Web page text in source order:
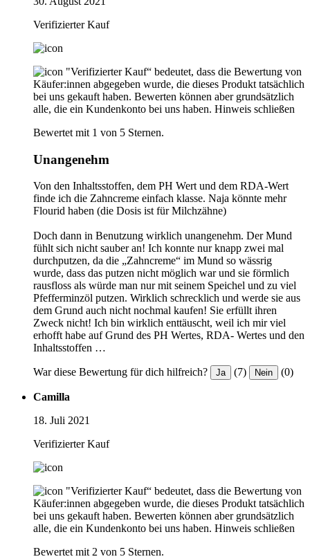
Verifizierter Kauf
"Verifizierter Kauf“ bedeutet, dass die Bewertung von
Käufer:innen abgegeben wurde, die dieses Produkt tatsächlich
bei uns gekauft haben. Bewerten können aber grundsätzlich
alle, die ein Kundenkonto bei uns haben. Hinweis schließen
Bewertet mit 1 von 5 Sternen.
Unangenehm
Von den Inhaltsstoffen, dem PH Wert und dem RDA-Wert
finde ich die Zahncreme einfach klasse. Naja könnte mehr
Flourid haben (die Dosis ist für Milchzähne)
Doch dann in Benutzung wirklich unangenehm. Der Mund
fühlt sich nicht sauber an! Ich konnte nur knapp zwei mal
durchputzen, da die „Zahncreme“ im Mund so wässrig
wurde, dass das putzen nicht möglich war und sie förmlich
rausfloss als würde man nur mit seinem Speichel und zu viel
Pfefferminzöl putzen. Wirklich schrecklich und werde sie aus
dem Grund auch nicht nochmal kaufen! Sie erfüllt ihren
Zweck nicht! Ich bin wirklich enttäuscht, weil ich mir viel
erhofft habe auf Grund des PH Wertes, RDA- Wertes und den
Inhaltsstoffen …
War diese Bewertung für dich hilfreich? Ja (7) Nein (0)
Camilla
18. Juli 2021
Verifizierter Kauf
"Verifizierter Kauf“ bedeutet, dass die Bewertung von
Käufer:innen abgegeben wurde, die dieses Produkt tatsächlich
bei uns gekauft haben. Bewerten können aber grundsätzlich
alle, die ein Kundenkonto bei uns haben. Hinweis schließen
Bewertet mit 2 von 5 Sternen.